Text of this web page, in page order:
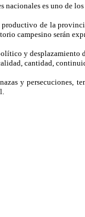
nacionales es uno de
de la
campesino serán
y desplazamiento
cantidad,
y